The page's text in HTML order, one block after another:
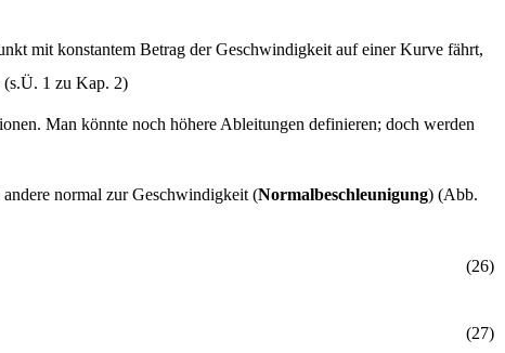
mit konstantem Betrag der Geschwindigkeit auf einer Kurve fährt,
(s.Ü. 1 zu Kap. 2)
Man könnte noch höhere Ableitungen definieren; doch werden
andere normal zur Geschwindigkeit (Normalbeschleunigung) (Abb.
(26)
(27)